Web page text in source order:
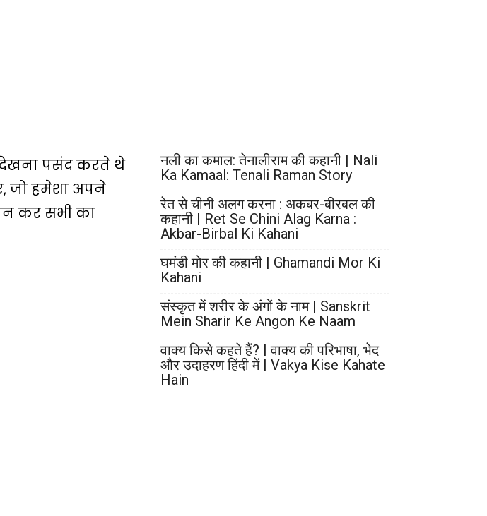
पसंद करते थे
जो हमेशा अपने
कर सभी का
नली का कमाल: तेनालीराम की कहानी | Nali
Ka Kamaal: Tenali Raman Story
रेत से चीनी अलग करना : अकबर-बीरबल की
कहानी | Ret Se Chini Alag Karna :
Akbar-Birbal Ki Kahani
घमंडी मोर की कहानी | Ghamandi Mor Ki
Kahani
संस्कृत में शरीर के अंगों के नाम | Sanskrit
Mein Sharir Ke Angon Ke Naam
वाक्य किसे कहते हैं? | वाक्य की परिभाषा, भेद
और उदाहरण हिंदी में | Vakya Kise Kahate
Hain